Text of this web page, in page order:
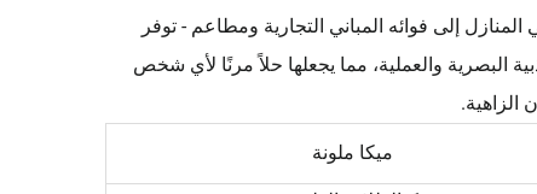
إلى فوائه المباني التجارية ومطاعم - توفر
البصرية والعملية، مما يجعلها حلاً مرنًا لأي شخص
الزاهية.
ميكا ملونة